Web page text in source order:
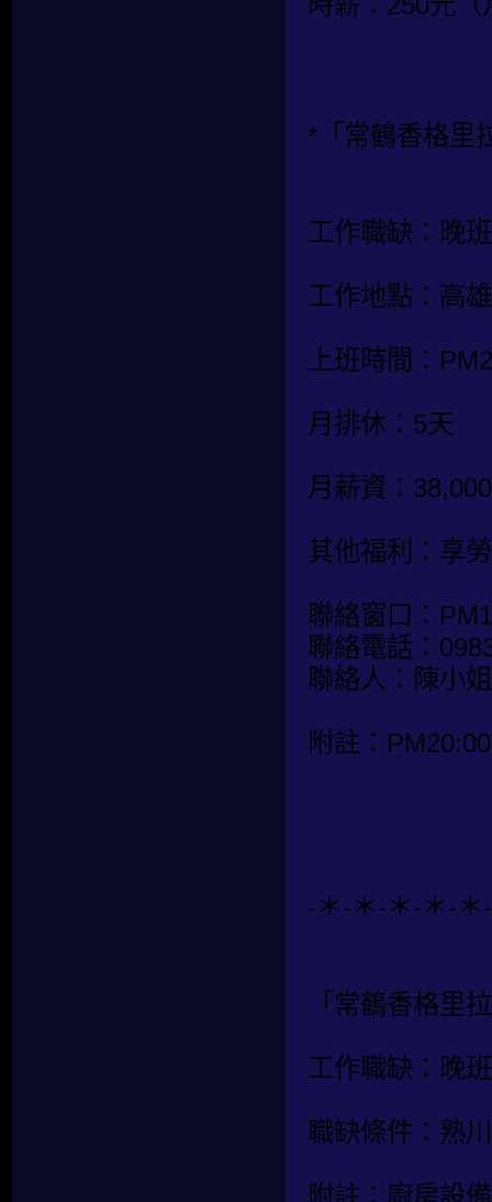
*「常鶴香格里
工作職缺：晚
工作地點：高
上班時間：
月排休：5天
月薪資：
其他福利：享
聯絡窗口：
聯絡電話：
聯絡人：陳小姐
附註：
-＊-＊-＊-＊-
「常鶴香格里
工作職缺：晚
職缺條件：熟
附註：廚房設